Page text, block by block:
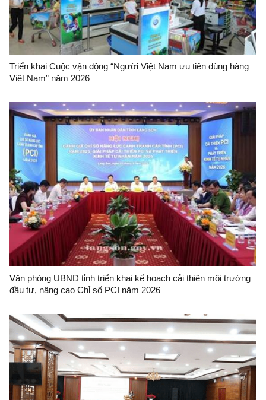
Triển khai Cuộc vận động “Người Việt Nam ưu tiên dùng hàng
Việt Nam” năm 2026
Văn phòng UBND tỉnh triển khai kế hoạch cải thiện môi trường
đầu tư, nâng cao Chỉ số PCI năm 2026